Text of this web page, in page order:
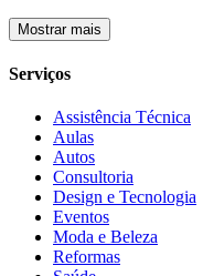
Mostrar mais
Serviços
Assistência Técnica
Aulas
Autos
Consultoria
Design e Tecnologia
Eventos
Moda e Beleza
Reformas